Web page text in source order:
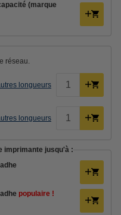
(marque
réseau.
longueurs
longueurs
imprimante jusqu'à :
populaire !